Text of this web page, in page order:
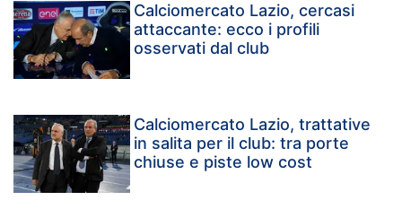
Calciomercato Lazio, cercasi
attaccante: ecco i profili
osservati dal club
Calciomercato Lazio, trattative
in salita per il club: tra porte
chiuse e piste low cost